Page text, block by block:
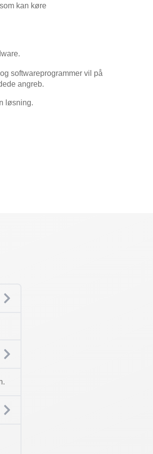
kan køre
softwareprogrammer vil på
angreb.
løsning.